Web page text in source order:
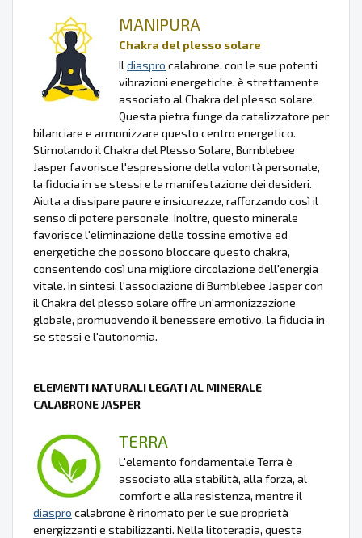
MANIPURA
Chakra del plesso solare
Il diaspro calabrone, con le sue potenti
vibrazioni energetiche, è strettamente
associato al Chakra del plesso solare.
Questa pietra funge da catalizzatore per
bilanciare e armonizzare questo centro energetico.
Stimolando il Chakra del Plesso Solare, Bumblebee
Jasper favorisce l'espressione della volontà personale,
la fiducia in se stessi e la manifestazione dei desideri.
Aiuta a dissipare paure e insicurezze, rafforzando così il
senso di potere personale. Inoltre, questo minerale
favorisce l'eliminazione delle tossine emotive ed
energetiche che possono bloccare questo chakra,
consentendo così una migliore circolazione dell'energia
vitale. In sintesi, l'associazione di Bumblebee Jasper con
il Chakra del plesso solare offre un'armonizzazione
globale, promuovendo il benessere emotivo, la fiducia in
se stessi e l'autonomia.
ELEMENTI NATURALI LEGATI AL MINERALE
CALABRONE JASPER
TERRA
L'elemento fondamentale Terra è
associato alla stabilità, alla forza, al
comfort e alla resistenza, mentre il
diaspro calabrone è rinomato per le sue proprietà
energizzanti e stabilizzanti. Nella litoterapia, questa